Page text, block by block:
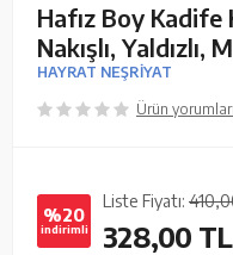
Hafız Boy Kadife
Nakışlı, Yaldızlı,
HAYRAT NEŞRİYAT
Ürün
%20
indirimli
Liste Fiyatı:
328,00 TL